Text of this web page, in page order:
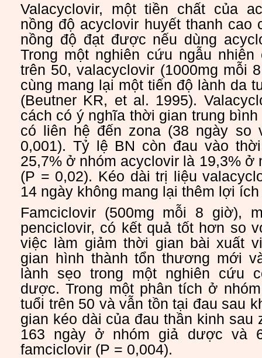
Valacyclovir, một tiền chất của
nồng độ acyclovir huyết thanh cao
nồng độ đạt được nếu dùng
Trong một nghiên cứu ngẫu
trên 50, valacyclovir (1000mg mỗi
cùng mang lại một tiến độ lành da
(Beutner KR, et al. 1995).
cách có ý nghĩa thời gian trung
có liên hệ đến zona (38 ngày so
0,001). Tỷ lệ BN còn đau vào
25,7% ở nhóm acyclovir là 19,3% ở
(P = 0,02). Kéo dài trị liệu
14 ngày không mang lại thêm lợi
Famciclovir (500mg mỗi 8 giờ),
penciclovir, có kết quả tốt hơn so
việc làm giảm thời gian bài xuất
gian hình thành tổn thương mới
lành sẹo trong một nghiên cứu
dược. Trong một phân tích ở
tuổi trên 50 và vẫn tồn tại đau sau
gian kéo dài của đau thần kinh sau
163 ngày ở nhóm giả dược và
famciclovir (P = 0,004).